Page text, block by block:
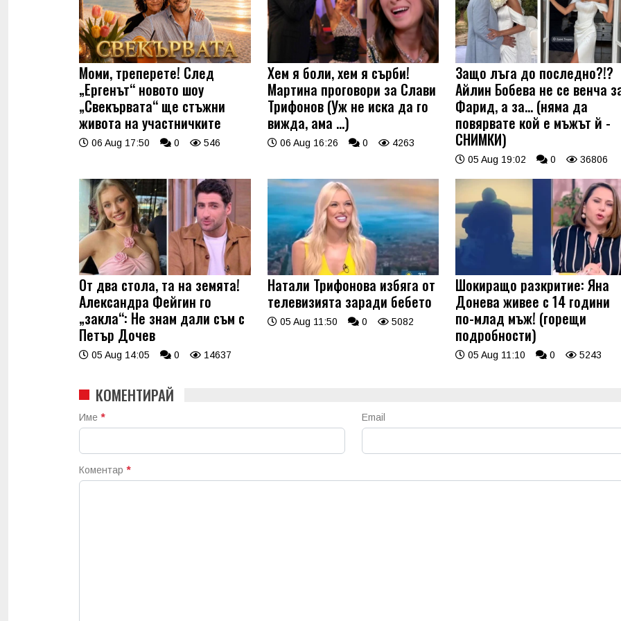
Моми, треперете! След
„Ергенът“ новото шоу
„Свекървата“ ще стъжни
живота на участничките
06 Aug 17:50 0 546
Хем я боли, хем я сърби!
Мартина проговори за Слави
Трифонов (Уж не иска да го
вижда, ама …)
06 Aug 16:26 0 4263
Защо лъга до последно?!?
Айлин Бобева не се венча
Фарид, а за... (няма да
повярвате кой е мъжът й -
СНИМКИ)
05 Aug 19:02 0 36806
От два стола, та на земята!
Александра Фейгин го
„закла“: Не знам дали съм с
Петър Дочев
05 Aug 14:05 0 14637
Натали Трифонова избяга от
телевизията заради бебето
05 Aug 11:50 0 5082
Шокиращо разкритие: Яна
Донева живее с 14 години
по-млад мъж! (горещи
подробности)
05 Aug 11:10 0 5243
КОМЕНТИРАЙ
Име * Email
Коментар *